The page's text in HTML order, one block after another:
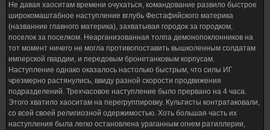
Не давая хаоситам времени очухаться, командование развило быстрое
широкомаштабное наступление вглубь Фестафийского материка
(названние главного материка), захватывая городок за городком,
поселок за поселком. Неарганизованная толпа демонопоклонников на
тот момент ничего не могла противопоставить вышколенным солдатам
имперской гвардии, и передовым бронетанковым корпусам.
Наступление однако оказалось настолько быстрым, что силы ИГ
чрезмерно растянулись, ввиду разной скорости продвижения
подразделений. Трехчасовое наступление было прервано на 4 часа.
Этого хватило хаоситам на перегруппировку. Культисты контратаковали,
со всей своей религиозной одержимостью. Хоть большая часть их
наступления была легко остановлена ураганным огнем ратиллерии,